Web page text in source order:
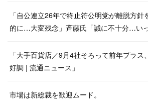
「自公連立26年で終止符公明党が離脱方
的に…大変残念」斉藤氏「誠に不十分…い
「大手百貨店／9月4社そろって前年プラス
好調 | 流通ニュース」
市場は新総裁を歓迎ムード。